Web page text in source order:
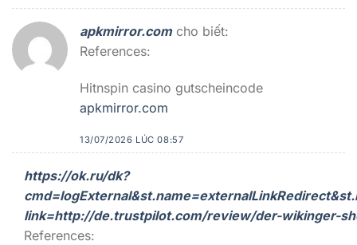
apkmirror.com cho biết:
References:
Hitnspin casino gutscheincode
apkmirror.com
13/07/2026 LÚC 08:57
https://ok.ru/dk?
link=http://de.trustpilot.com/review/der-wikinger-
References: